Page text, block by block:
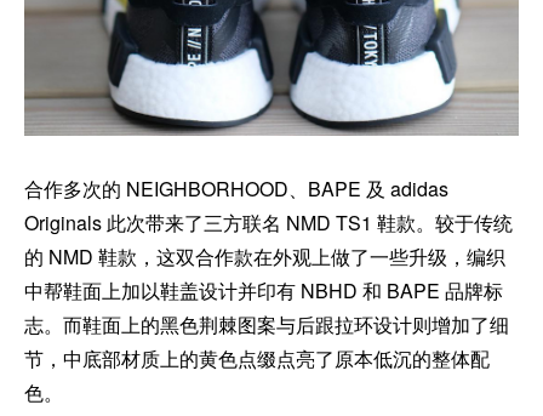
合作多次的 NEIGHBORHOOD、BAPE 及 adidas
Originals 此次带来了三方联名 NMD TS1 鞋款。较于传统
的 NMD 鞋款，这双合作款在外观上做了一些升级，编织
中帮鞋面上加以鞋盖设计并印有 NBHD 和 BAPE 品牌标
志。而鞋面上的黑色荆棘图案与后跟拉环设计则增加了细
节，中底部材质上的黄色点缀点亮了原本低沉的整体配
色。